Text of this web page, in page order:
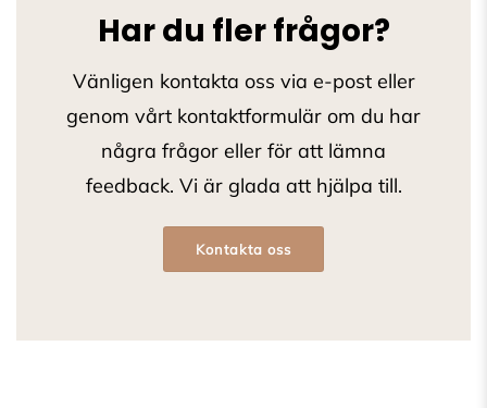
Har du fler frågor?
Vänligen kontakta oss via e-post eller
genom vårt kontaktformulär om du har
några frågor eller för att lämna
feedback. Vi är glada att hjälpa till.
Kontakta oss